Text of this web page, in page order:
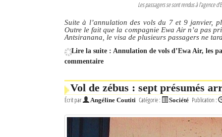
Les passagers se sont rendus à l’agence
Suite à l’annulation des vols du 7 et 9 janvier,
Outre le fait que la compagnie Ewa Air n’a pas
Antsiranana, le visa de plusieurs passagers ne
Lire la suite : Annulation de vols d’Ewa Air, les
commentaire
Vol de zébus : sept présumés
Écrit par Angéline Coutiti Catégorie : Société Publication :